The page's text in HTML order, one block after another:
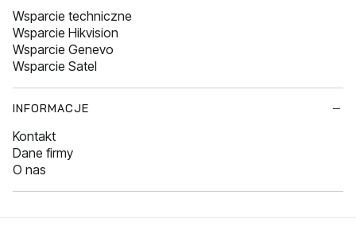
Wsparcie techniczne
Wsparcie Hikvision
Wsparcie Genevo
Wsparcie Satel
INFORMACJE
Kontakt
Dane firmy
O nas